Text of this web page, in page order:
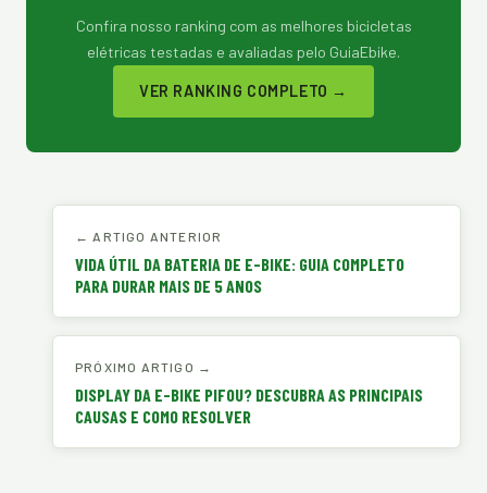
Confira nosso ranking com as melhores bicicletas
elétricas testadas e avaliadas pelo GuiaEbike.
VER RANKING COMPLETO →
← ARTIGO ANTERIOR
VIDA ÚTIL DA BATERIA DE E-BIKE: GUIA COMPLETO
PARA DURAR MAIS DE 5 ANOS
PRÓXIMO ARTIGO →
DISPLAY DA E-BIKE PIFOU? DESCUBRA AS PRINCIPAIS
CAUSAS E COMO RESOLVER